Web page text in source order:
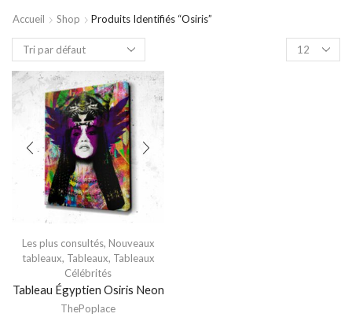
Accueil Shop Produits Identifiés “osiris”
Les plus consultés, Nouveaux
tableaux, Tableaux, Tableaux
Célébrités
Tableau Égyptien Osiris Neon
ThePoplace